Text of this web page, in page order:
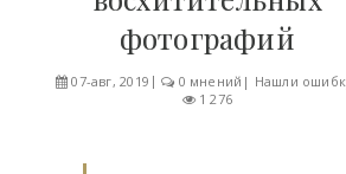
фотографий
07-авг, 2019 0 мнений | Нашли
1 276